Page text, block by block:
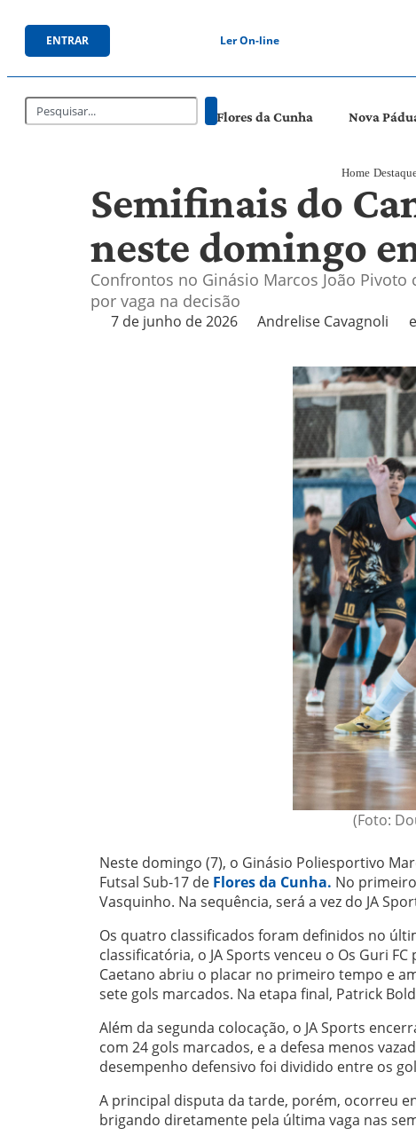
ENTRAR Ler On-line
Flores da Cunha Nova
Home
Semifinais do
neste domingo
Confrontos no Ginásio Marcos João Pivoto
por vaga na decisão
7 de junho de 2026 Andrelise Cavagnoli
(Foto:
Neste domingo (7), o Ginásio Poliesportivo
Futsal Sub-17 de Flores da Cunha. No
Vasquinho. Na sequência, será a vez do JA
Os quatro classificados foram definidos no
classificatória, o JA Sports venceu o Os Guri
Caetano abriu o placar no primeiro tempo e
sete gols marcados. Na etapa final, Patrick
Além da segunda colocação, o JA Sports
com 24 gols marcados, e a defesa menos
desempenho defensivo foi dividido entre os
A principal disputa da tarde, porém, ocorreu
brigando diretamente pela última vaga nas